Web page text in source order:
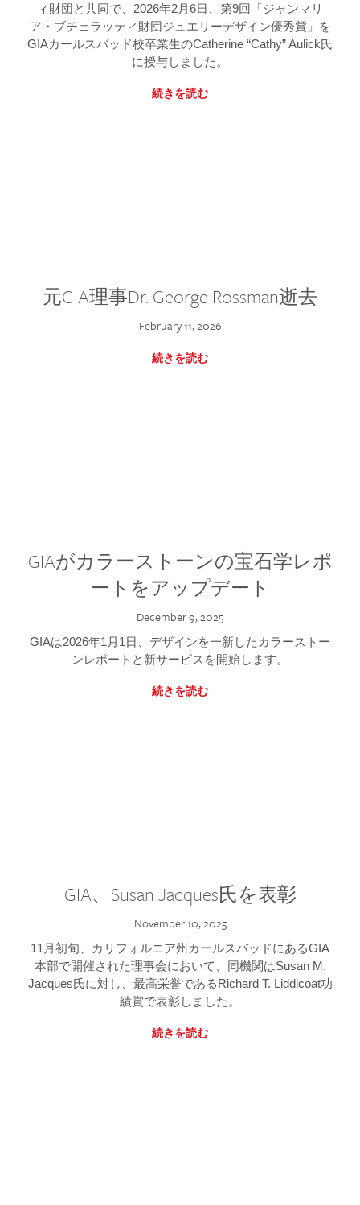
ィ財団と共同で、2026年2月6日、第9回「ジャンマリ
ア・ブチェラッティ財団ジュエリーデザイン優秀賞」を
GIAカールスバッド校卒業生のCatherine “Cathy” Aulick氏
に授与しました。
続きを読む
元GIA理事Dr. George Rossman逝去
February 11, 2026
続きを読む
GIAがカラーストーンの宝石学レポ
ートをアップデート
December 9, 2025
GIAは2026年1月1日、デザインを一新したカラーストー
ンレポートと新サービスを開始します。
続きを読む
GIA、Susan Jacques氏を表彰
November 10, 2025
11月初旬、カリフォルニア州カールスバッドにあるGIA
本部で開催された理事会において、同機関はSusan M.
Jacques氏に対し、最高栄誉であるRichard T. Liddicoat功
績賞で表彰しました。
続きを読む